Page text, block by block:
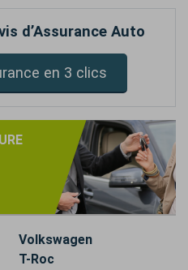
d’Assurance Auto
en 3 clics
Volkswagen
T-Roc